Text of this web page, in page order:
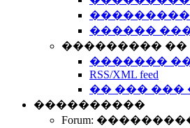
������
��������� ��
�������
RSS/XML feed
�� ��� ���
����������
Forum: